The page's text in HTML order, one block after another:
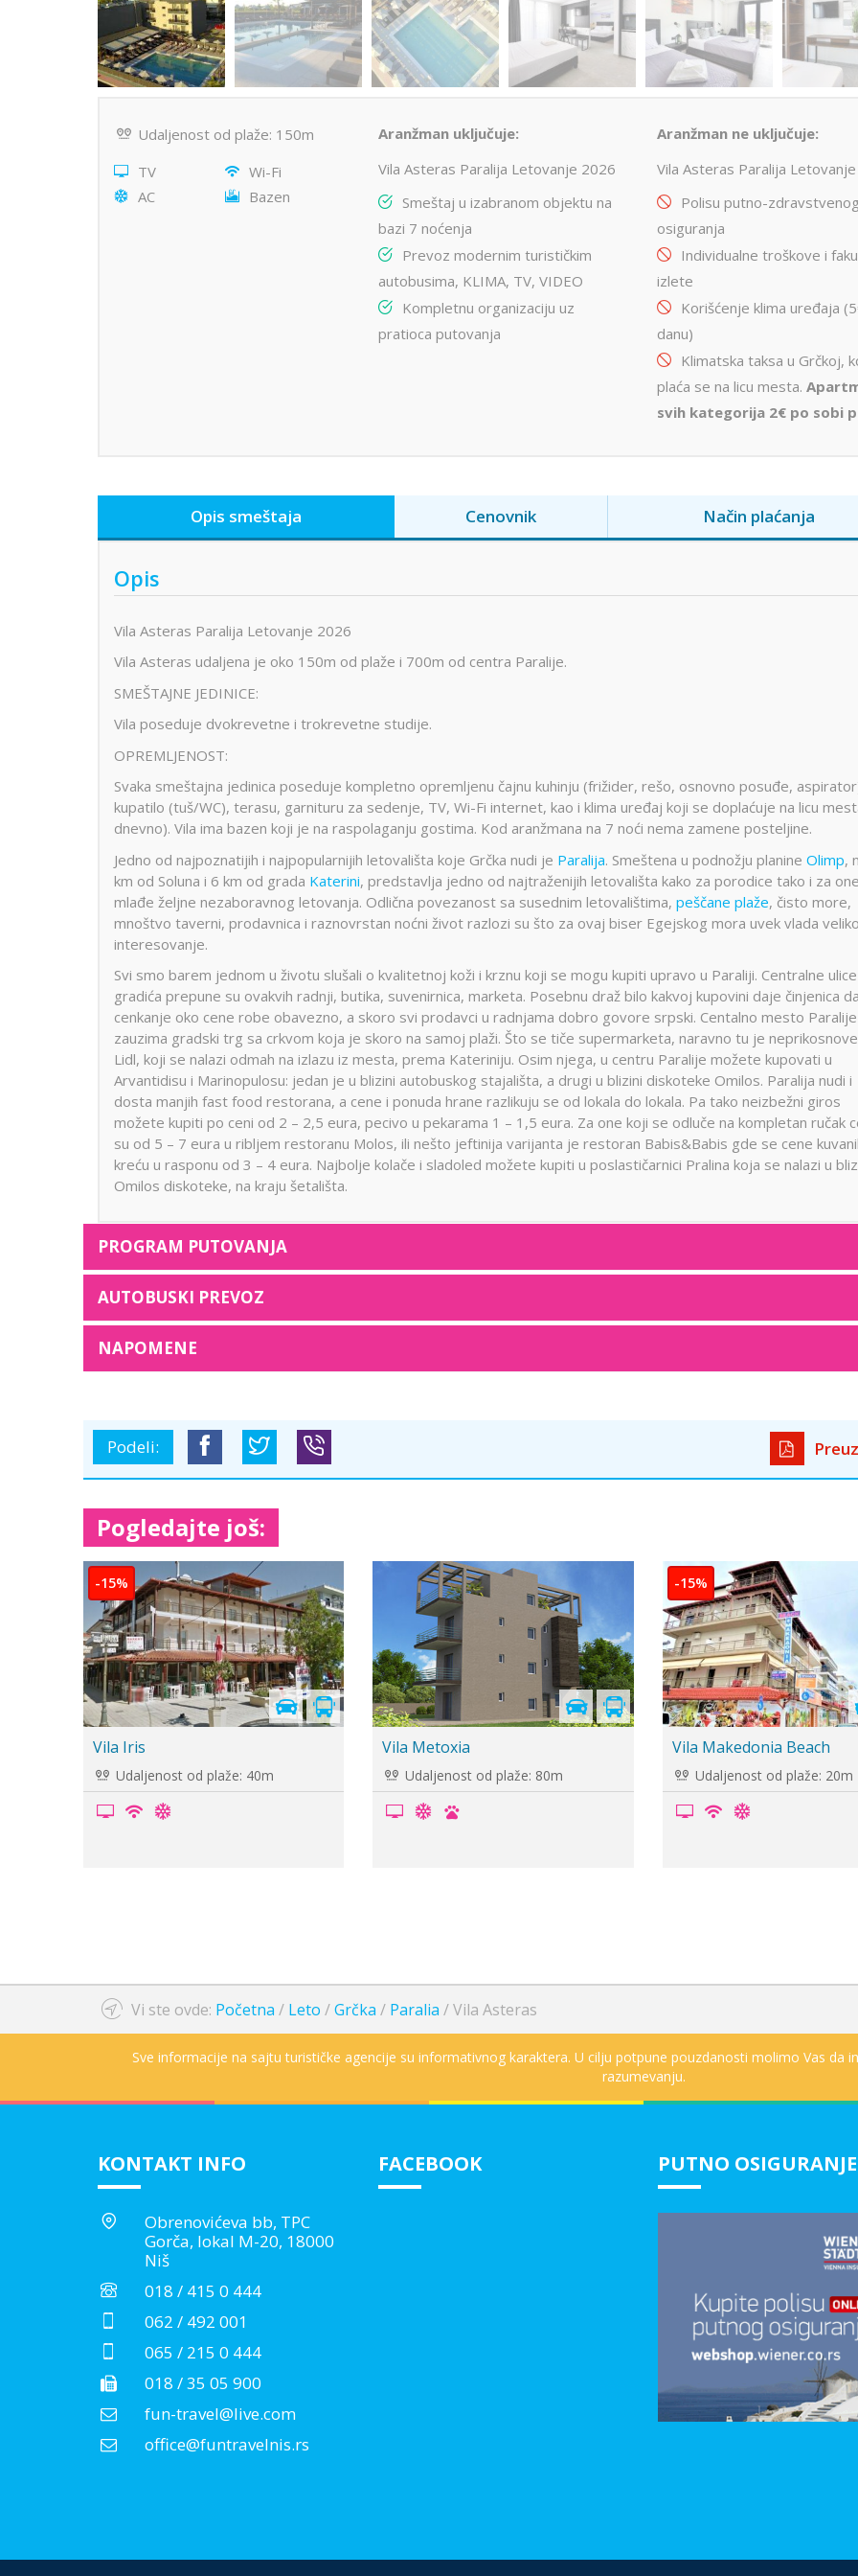
Udaljenost od plaže: 150m
TV
Wi-Fi
AC
Bazen
Aranžman uključuje:
Vila Asteras Paralija Letovanje 2026
Smeštaj u izabranom objektu na
bazi 7 noćenja
Prevoz modernim turističkim
autobusima, KLIMA, TV, VIDEO
Kompletnu organizaciju uz
pratioca putovanja
Aranžman ne uključuje:
Vila Asteras Paralija
Polisu putno-zdravstvenog
osiguranja
Individualne troškove i
izlete
Korišćenje klima uređaja
danu)
Klimatska taksa u Grčkoj,
plaća se na licu mesta.
svih kategorija 2€ po sobi
Opis smeštaja Cenovnik Način plaćanja
Opis
Vila Asteras Paralija Letovanje 2026
Vila Asteras udaljena je oko 150m od plaže i 700m od centra Paralije.
SMEŠTAJNE JEDINICE:
Vila poseduje dvokrevetne i trokrevetne studije.
OPREMLJENOST:
Svaka smeštajna jedinica poseduje kompletno opremljenu čajnu kuhinju (frižider, rešo, osnovno posuđe,
kupatilo (tuš/WC), terasu, garnituru za sedenje, TV, Wi-Fi internet, kao i klima uređaj koji se doplaćuje na licu
dnevno). Vila ima bazen koji je na raspolaganju gostima. Kod aranžmana na 7 noći nema zamene posteljine.
Jedno od najpoznatijih i najpopularnijih letovališta koje Grčka nudi je Paralija. Smeštena u podnožju planine Olimp,
km od Soluna i 6 km od grada Katerini, predstavlja jedno od najtraženijih letovališta kako za porodice tako i za one
mlađe željne nezaboravnog letovanja. Odlična povezanost sa susednim letovalištima, peščane plaže, čisto more,
mnoštvo taverni, prodavnica i raznovrstan noćni život razlozi su što za ovaj biser Egejskog mora uvek vlada veliko
interesovanje.
Svi smo barem jednom u životu slušali o kvalitetnoj koži i krznu koji se mogu kupiti upravo u Paraliji. Centralne ulice
gradića prepune su ovakvih radnji, butika, suvenirnica, marketa. Posebnu draž bilo kakvoj kupovini daje činjenica
cenkanje oko cene robe obavezno, a skoro svi prodavci u radnjama dobro govore srpski. Centalno mesto Paralije
zauzima gradski trg sa crkvom koja je skoro na samoj plaži. Što se tiče supermarketa, naravno tu je
Lidl, koji se nalazi odmah na izlazu iz mesta, prema Kateriniju. Osim njega, u centru Paralije možete kupovati u
Arvantidisu i Marinopulosu: jedan je u blizini autobuskog stajališta, a drugi u blizini diskoteke Omilos. Paralija nudi i
dosta manjih fast food restorana, a cene i ponuda hrane razlikuju se od lokala do lokala. Pa tako neizbežni giros
možete kupiti po ceni od 2 – 2,5 eura, pecivo u pekarama 1 – 1,5 eura. Za one koji se odluče na kompletan ručak
su od 5 – 7 eura u ribljem restoranu Molos, ili nešto jeftinija varijanta je restoran Babis&Babis gde se cene
kreću u rasponu od 3 – 4 eura. Najbolje kolače i sladoled možete kupiti u poslastičarnici Pralina koja se nalazi u
Omilos diskoteke, na kraju šetališta.
PROGRAM PUTOVANJA
AUTOBUSKI PREVOZ
NAPOMENE
Podeli:
Pogledajte još:
-15%
dvoriše i duplex
Vila Stavros & Marija
Udaljenost od plaže: 150m
Vila Despina
Udaljenost od plaže: 60m
Cenovnik je
u pripremi
Vila Teodora
Udaljenost od plaže: 30m
Vi ste ovde: Početna / Leto /Grčka / Paralia /Vila Asteras
Sve informacije na sajtu turističke agencije su informativnog karaktera. U cilju potpune pouzdanosti molimo Vas da
razumevanju.
KONTAKT INFO
Obrenovićeva bb, TPC
Gorča, lokal M-20, 18000
Niš
018 / 415 0 444
062 / 492 001
065 / 215 0 444
018 / 35 05 900
fun-travel@live.com
office@funtravelnis.rs
FACEBOOK PUTNO OSIGURANJE